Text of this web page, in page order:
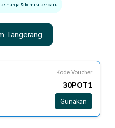
harga & komisi terbaru
Tangerang
Kode Voucher
30POT1
Gunakan